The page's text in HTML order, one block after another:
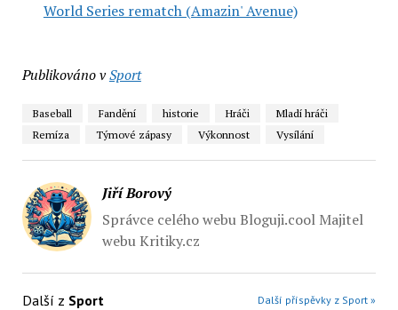
World Series rematch (Amazin' Avenue)
Publikováno vSport
Baseball Fandění historie Hráči
Mladí hráči
Remíza
Týmové zápasy Výkonnost Vysílání
Jiří Borový
Správce celého webu Bloguji.cool Majitel
webu Kritiky.cz
Další z Sport Další příspěvky z Sport »